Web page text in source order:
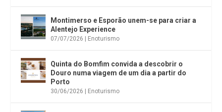
Montimerso e Esporão unem-se para criar a
Alentejo Experience
07/07/2026 Enoturismo
Quinta do Bomfim convida a descobrir o
Douro numa viagem de um dia a partir do
Porto
30/06/2026 Enoturismo